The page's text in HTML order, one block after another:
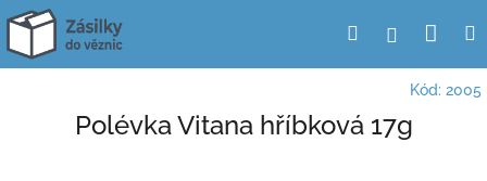
Přejít
obsah
HledatPřihlášení
Kód: 2005
Polévka Vitana hříbková 17g